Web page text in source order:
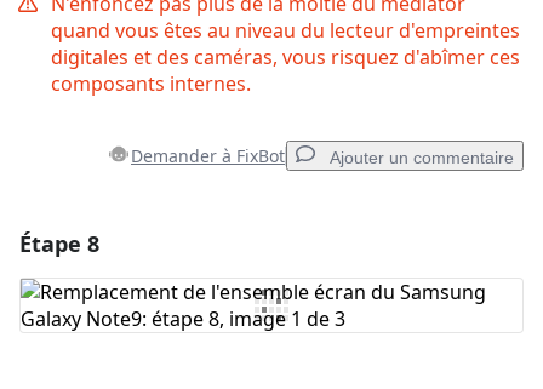
quand vous êtes au niveau du lecteur d'empreintes
digitales et des caméras, vous risquez d'abîmer ces
composants internes.
Demander à FixBot Ajouter un commentaire
Ajouter un commentaire
Étape 8